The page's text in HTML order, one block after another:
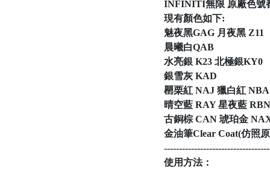
INFINITI無限 原廠色號
現有顏色如下:
魅夜黑GAG 月夜黑 Z11
晨曦白QAB
水亮銀 K23 北極銀KY0
銀雪灰 KAD
罌栗紅 NAJ 獵白紅 NBA
晴空藍 RAY 星夜藍 RBN
古銅棕 CAN 琥珀金
金油筆Clear Coat(仿照
使用方法：